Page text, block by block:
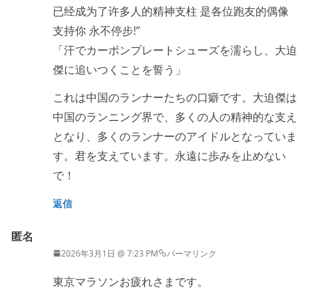
已经成为了许多人的精神支柱 是各位跑友的偶像
支持你 永不停步!”
「汗でカーボンプレートシューズを濡らし、大迫
傑に追いつくことを誓う」
これは中国のランナーたちの口癖です。大迫傑は
中国のランニング界で、多くの人の精神的な支え
となり、多くのランナーのアイドルとなっていま
す。君を支えています。永遠に歩みを止めない
で！
返信
匿名
2026年3月1日 @ 7:23 PM パーマリンク
東京マラソンお疲れさまです。